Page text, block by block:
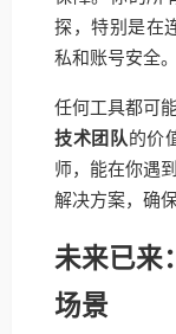
探，特别是在
私和账号安全
任何工具都可
技术团队的价
师，能在你遇
解决方案，确
未来已来
场景